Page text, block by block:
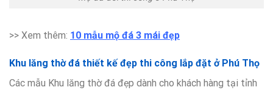
>> Xem thêm: 10 mẫu mộ đá 3 mái đẹp
Khu lăng thờ đá thiết kế đẹp thi công lắp đặt ở Phú Thọ
Các mẫu Khu lăng thờ đá đẹp dành cho khách hàng tại tỉnh